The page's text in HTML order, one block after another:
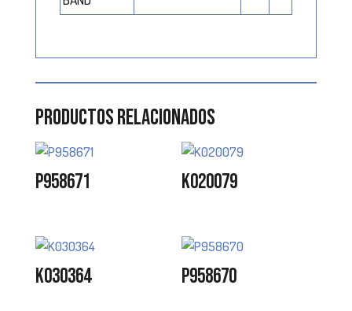
Productos relacionados
P958671 K020079
K030364 P958670